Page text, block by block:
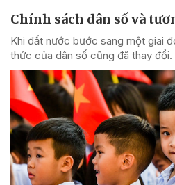
Chính sách dân số và
Khi đất nước bước sang một giai
thức của dân số cũng đã thay đổi.